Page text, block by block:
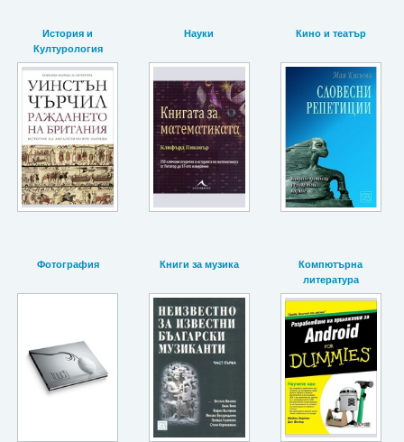
История и
Културология
Науки Кино и театър
Фотография Книги за музика
Компютърна
литература